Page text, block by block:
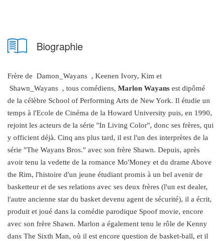
Biographie
Frère de Damon_Wayans , Keenen Ivory, Kim et
Shawn_Wayans , tous comédiens, Marlon Wayans est dipômé
de la célèbre School of Performing Arts de New York. Il étudie un
temps à l'Ecole de Cinéma de la Howard University puis, en 1990,
rejoint les acteurs de la série "In Living Color", donc ses frères, qui
y officient déjà. Cinq ans plus tard, il est l'un des interprètes de la
série "The Wayans Bros." avec son frère Shawn. Depuis, après
avoir tenu la vedette de la romance Mo'Money et du drame Above
the Rim, l'histoire d'un jeune étudiant promis à un bel avenir de
basketteur et de ses relations avec ses deux frères (l'un est dealer,
l'autre ancienne star du basket devenu agent de sécurité), il a écrit,
produit et joué dans la comédie parodique Spoof movie, encore
avec son frère Shawn. Marlon a également tenu le rôle de Kenny
dans The Sixth Man, où il est encore question de basket-ball, et il